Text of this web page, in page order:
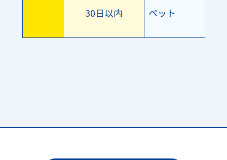
30日以内 ペット